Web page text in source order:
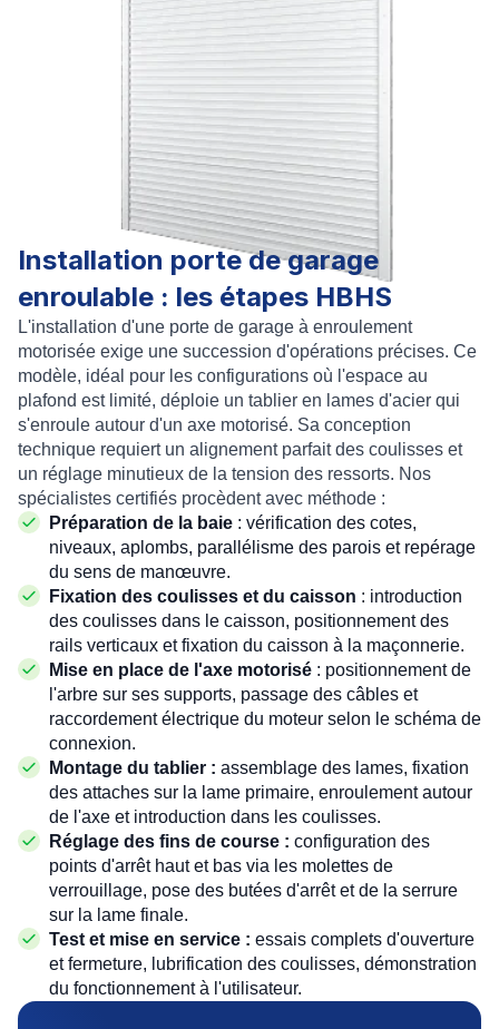
Installation porte de garage
enroulable : les étapes HBHS
L'installation d'une porte de garage à enroulement
motorisée exige une succession d'opérations précises. Ce
modèle, idéal pour les configurations où l'espace au
plafond est limité, déploie un tablier en lames d'acier qui
s'enroule autour d'un axe motorisé. Sa conception
technique requiert un alignement parfait des coulisses et
un réglage minutieux de la tension des ressorts. Nos
spécialistes certifiés procèdent avec méthode :
Préparation de la baie : vérification des cotes,
niveaux, aplombs, parallélisme des parois et repérage
du sens de manœuvre.
Fixation des coulisses et du caisson : introduction
des coulisses dans le caisson, positionnement des
rails verticaux et fixation du caisson à la maçonnerie.
Mise en place de l'axe motorisé : positionnement de
l'arbre sur ses supports, passage des câbles et
raccordement électrique du moteur selon le schéma de
connexion.
Montage du tablier : assemblage des lames, fixation
des attaches sur la lame primaire, enroulement autour
de l'axe et introduction dans les coulisses.
Réglage des fins de course : configuration des
points d'arrêt haut et bas via les molettes de
verrouillage, pose des butées d'arrêt et de la serrure
sur la lame finale.
Test et mise en service : essais complets d'ouverture
et fermeture, lubrification des coulisses, démonstration
du fonctionnement à l'utilisateur.